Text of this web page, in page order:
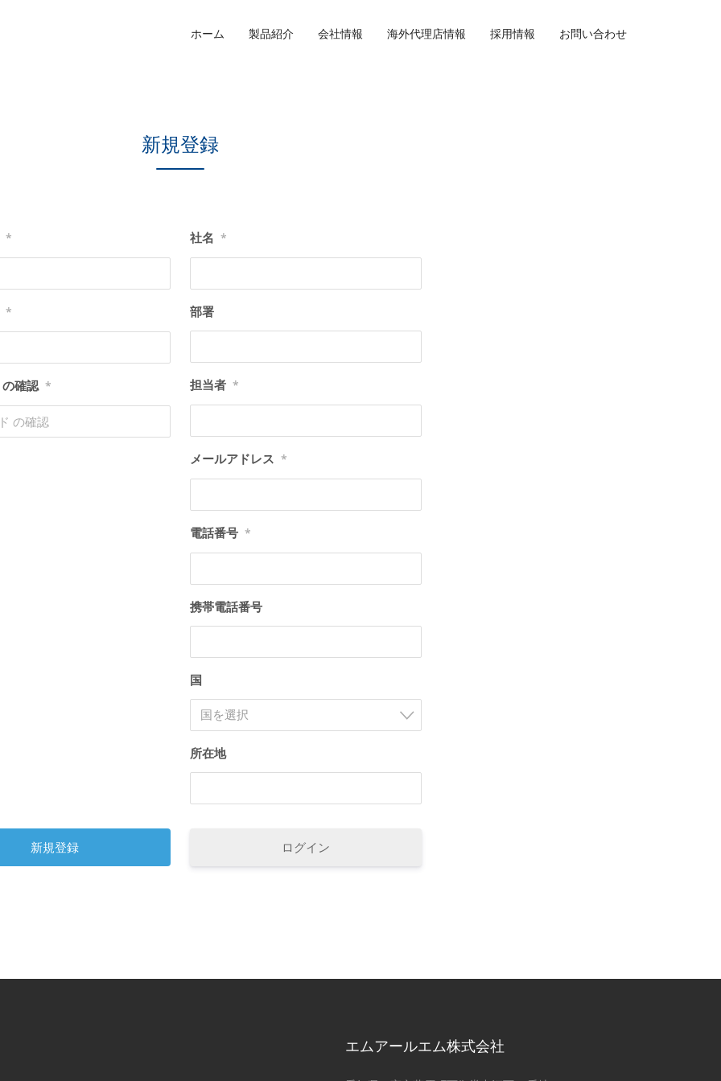
ホーム 製品紹介 会社情報 海外代理店情報 採用情報 お問い合わせ
新規登録
*
*
確認 *
社名 *
部署
担当者 *
メールアドレス *
電話番号 *
携帯電話番号
国
国を選択
所在地
ログイン
エムアールエム株式会社